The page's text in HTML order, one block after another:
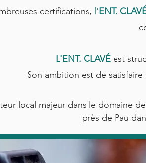
certifications, l'ENT.
L'ENT. CLAVÉ est
Son ambition est de
local majeur dans le domaine
près de Pau